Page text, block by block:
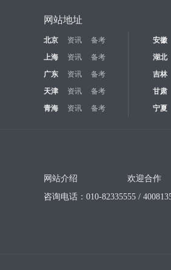
网站地址
北京 资讯 备考 安徽
上海
资讯 备考 湖北
广东
资讯 备考 吉林
天津
资讯 备考 甘肃
青海
资讯 备考 宁夏
网站介绍 欢迎合作
咨询电话：010-82335555 /